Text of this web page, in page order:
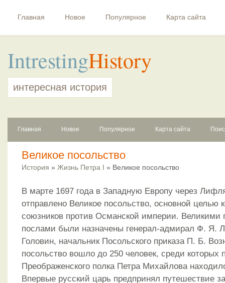
Главная Новое Популярное Карта сайта
IntrestingHistory
интересная история
Главная Новое Популярное Карта сайта
Великое посольство
История » Жизнь Петра I » Великое посольство
В марте 1697 года в Западную Европу через
отправлено Великое посольство, основной целью
союзников против Османской империи.
послами были назначены генерал-адмирал Ф. Я.
Головин, начальник Посольского приказа П. Б.
посольство вошло до 250 человек, среди которых
Преображенского полка Петра Михайлова
Впервые русский царь предпринял путешествие